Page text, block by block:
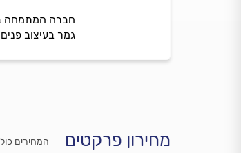
חברה המתמחה
גמר בעיצוב
מחירון פרקטים המחירים